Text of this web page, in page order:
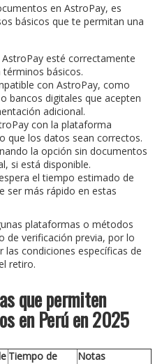
en AstroPay, es
básicos que te permitan una
esté correctamente
básicos.
con AstroPay, como
bancos digitales que acepten
adicional.
con la plataforma
que los datos sean correctos.
la opción sin documentos
si está disponible.
el tiempo estimado de
ser más rápido en estas
plataformas o métodos
de verificación previa, por lo
condiciones específicas de
retiro.
que permiten
en Perú en 2025
Tiempo de
Notas